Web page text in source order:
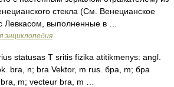
стекла (См. Венецианское
Левкасом, выполненные в …
энциклопедия
statusas T sritis fizika atitikmenys: angl.
bra, n; bra Vektor, m rus. бра, m; бра
m; vecteur bra, m …